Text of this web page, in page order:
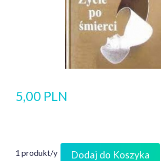
5,00 PLN
1 produkt/y Dodaj do Koszyka